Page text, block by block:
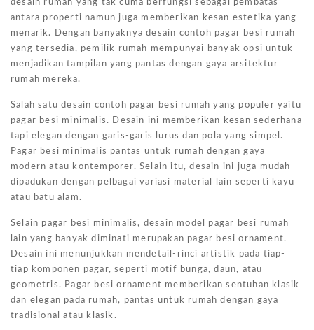
desain rumah yang tak cuma berfungsi sebagai pembatas
antara properti namun juga memberikan kesan estetika yang
menarik. Dengan banyaknya desain contoh pagar besi rumah
yang tersedia, pemilik rumah mempunyai banyak opsi untuk
menjadikan tampilan yang pantas dengan gaya arsitektur
rumah mereka.
Salah satu desain contoh pagar besi rumah yang populer yaitu
pagar besi minimalis. Desain ini memberikan kesan sederhana
tapi elegan dengan garis-garis lurus dan pola yang simpel.
Pagar besi minimalis pantas untuk rumah dengan gaya
modern atau kontemporer. Selain itu, desain ini juga mudah
dipadukan dengan pelbagai variasi material lain seperti kayu
atau batu alam.
Selain pagar besi minimalis, desain model pagar besi rumah
lain yang banyak diminati merupakan pagar besi ornament.
Desain ini menunjukkan mendetail-rinci artistik pada tiap-
tiap komponen pagar, seperti motif bunga, daun, atau
geometris. Pagar besi ornament memberikan sentuhan klasik
dan elegan pada rumah, pantas untuk rumah dengan gaya
tradisional atau klasik.